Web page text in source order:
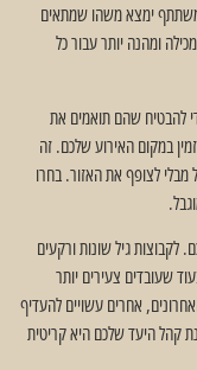
ימצא משהו שמתאים
ומהנה יותר עבור כל
להבטיח שהם תואמים את
במקום האירוע שלכם. זה
לצופף את האזור. בחרו
גיל שונות ורקעים
שעובדים צעירים יותר
אחרים עשויים להעדיף
קהל היעד שלכם היא קריטית